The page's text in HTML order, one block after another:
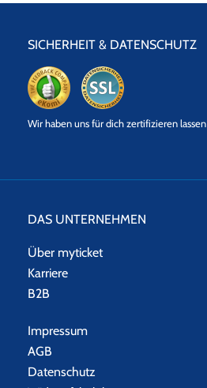
SICHERHEIT & DATENSCHUTZ
Datensicherheit
Wir haben uns für dich zertifizieren lassen
DAS UNTERNEHMEN
Über myticket
Karriere
B2B
Impressum
AGB
Datenschutz